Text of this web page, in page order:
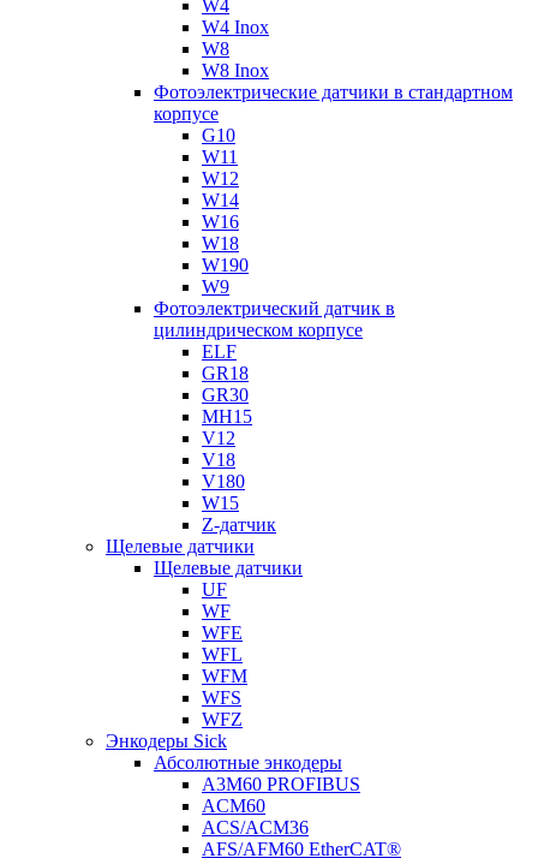
W4
W4 Inox
W8
W8 Inox
Фотоэлектрические датчики в стандартном
корпусе
G10
W11
W12
W14
W16
W18
W190
W9
Фотоэлектрический датчик в
цилиндрическом корпусе
ELF
GR18
GR30
MH15
V12
V18
V180
W15
Z-датчик
Щелевые датчики
Щелевые датчики
UF
WF
WFE
WFL
WFM
WFS
WFZ
Энкодеры Sick
Абсолютные энкодеры
A3M60 PROFIBUS
ACM60
ACS/ACM36
AFS/AFM60 EtherCAT®